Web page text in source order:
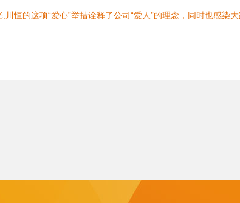
川恒的这项“爱心”举措诠释了公司“爱人”的理念，同时也感